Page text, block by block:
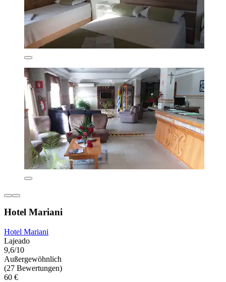
Hotel Mariani
Hotel Mariani
Lajeado
9,6/10
Außergewöhnlich
(27 Bewertungen)
60 €